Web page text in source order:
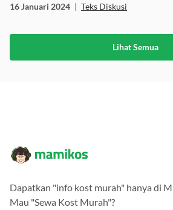
16 Januari 2024 | Teks Diskusi
Lihat Semua
Dapatkan "info kost murah" hanya di
Mau "Sewa Kost Murah"?